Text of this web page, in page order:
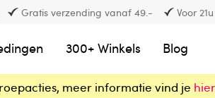
Gratis verzending vanaf 49.- Voor
300+ Winkels Blog
meer informatie vind je hier